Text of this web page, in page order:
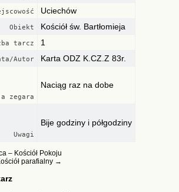
Uciechów
Obiekt Kościół św. Bartłomieja
tarcz 1
Autor Karta ODZ K.CZ.Z 83r.
zegara
Naciąg raz na dobe
Uwagi
Bije godziny i półgodziny
– Kościół Pokoju
parafialny →